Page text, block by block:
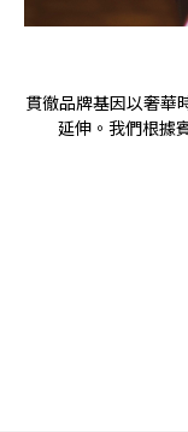
貫徹品牌基因以奢華
延伸。我們根據